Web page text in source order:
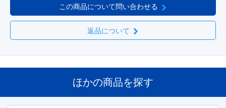
この商品について問い合わせる
返品について
ほかの商品を探す